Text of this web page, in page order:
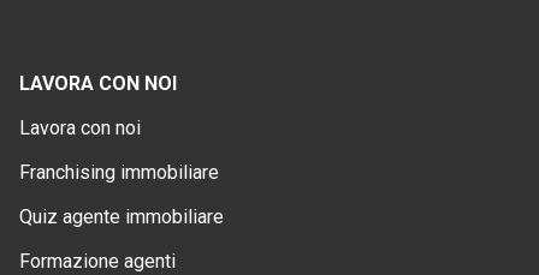
LAVORA CON NOI
Lavora con noi
Franchising immobiliare
Quiz agente immobiliare
Formazione agenti